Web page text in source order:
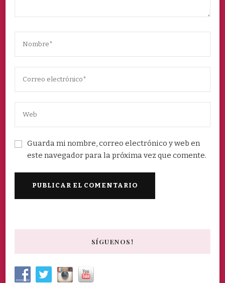
Guarda mi nombre, correo electrónico y web en
este navegador para la próxima vez que comente.
SÍGUENOS!